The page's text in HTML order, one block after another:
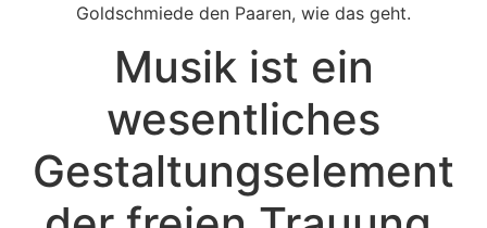
Goldschmiede den Paaren, wie das geht.
Musik ist ein
wesentliches
Gestaltungselement